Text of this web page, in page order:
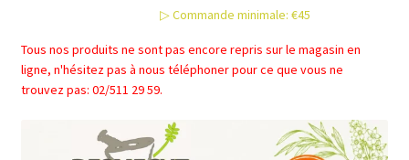
▷ Commande minimale: €45
Tous nos produits ne sont pas encore repris sur le magasin en
ligne, n'hésitez pas à nous téléphoner pour ce que vous ne
trouvez pas: 02/511 29 59.